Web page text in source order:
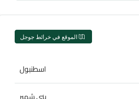
الموقع في خرائط جوجل
اسطنبول